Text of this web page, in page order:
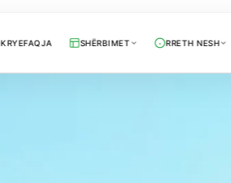
KRYEFAQJA SHËRBIMET RRETH NESH